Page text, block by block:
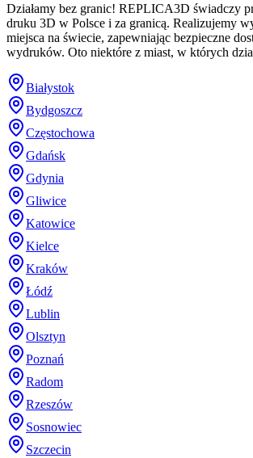
Działamy bez granic! REPLICA3D świadczy
druku 3D w Polsce i za granicą. Realizujemy
miejsca na świecie, zapewniając bezpieczne
wydruków. Oto niektóre z miast, w których
Białystok
Bydgoszcz
Częstochowa
Gdańsk
Gdynia
Gliwice
Katowice
Kielce
Kraków
Łódź
Lublin
Olsztyn
Poznań
Radom
Rzeszów
Sosnowiec
Szczecin